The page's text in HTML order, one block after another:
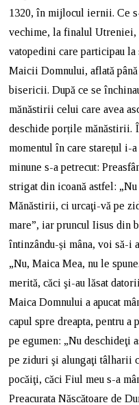
1320, în mijlocul iernii. Ce
vechime, la finalul
vatopedini care participau la
Maicii Domnului, aflată
bisericii. După ce se
mănăstirii celui care avea
deschide porțile mănăstirii.
momentul în care starețul i-
minune s-a petrecut:
strigat din icoană astfel:
Mănăstirii, ci urcaţi-vă pe
mare”, iar pruncul Iisus din
întinzându-și mâna, voi să-i
„Nu, Maica Mea, nu le
merită, căci şi-au lăsat
Maica Domnului a apucat
capul spre dreapta, pentru a
pe egumen: „Nu deschideţi
pe ziduri şi alungaţi tâlharii
pocăiţi, căci Fiul meu s-a
Preacurata Născătoare de